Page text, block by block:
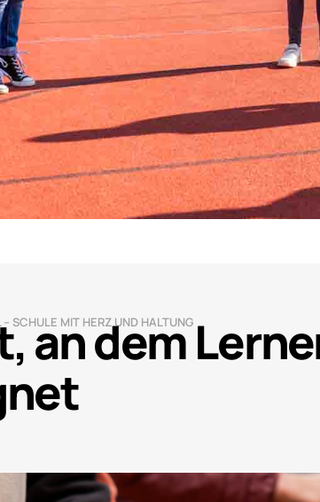
SCHULE MIT HERZ UND HALTUNG
an dem